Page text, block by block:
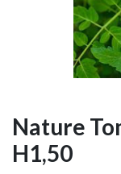
Nature
H1,50